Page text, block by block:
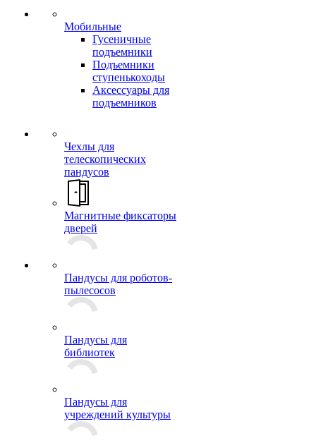
Мобильные
Гусеничные
подъемники
Подъемники
ступенькоходы
Аксессуары для
подъемников
Чехлы для
телескопических
пандусов
Магнитные фиксаторы
дверей
Пандусы для роботов-
пылесосов
Пандусы для
библиотек
Пандусы для
учреждений культуры